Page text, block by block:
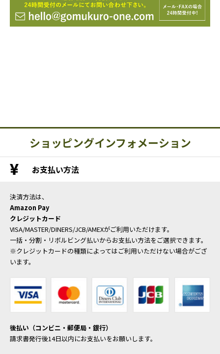
ショッピングインフォメーション
お支払い方法
決済方法は、
Amazon Pay
クレジットカード
VISA/MASTER/DINERS/JCB/AMEXがご利用いただけます。
一括・分割・リボルビング払いからお支払い方法をご選択できます。
※クレジットカードの種類によってはご利用いただけない場合がござ
います。
後払い（コンビニ・郵便局・銀行）
請求書発行後14日以内にお支払いをお願いします。